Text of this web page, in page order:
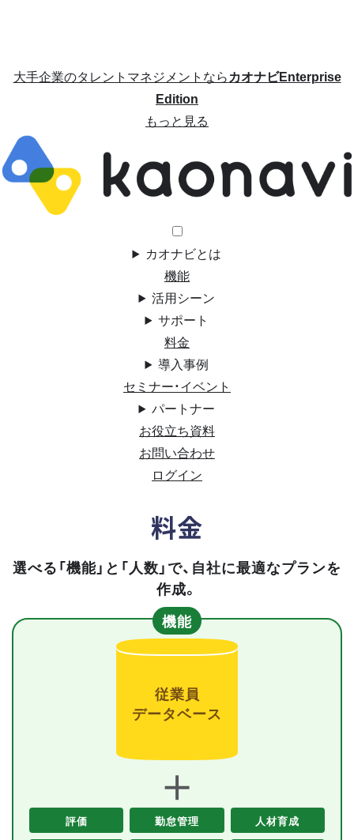
大手企業のタレントマネジメントならカオナビEnterprise
Edition
もっと見る
カオナビとは
機能
活用シーン
サポート
料金
導入事例
セミナー・イベント
パートナー
お役立ち資料
お問い合わせ
ログイン
料金
選べる「機能」と「人数」で、自社に最適なプランを
作成。
機能
従業員
データベース
＋
評価 勤怠管理 人材育成